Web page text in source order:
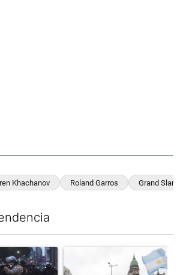
Khachanov Roland Garros Grand Slam
con el título "La tensión frente al
Un artículo de tendencia